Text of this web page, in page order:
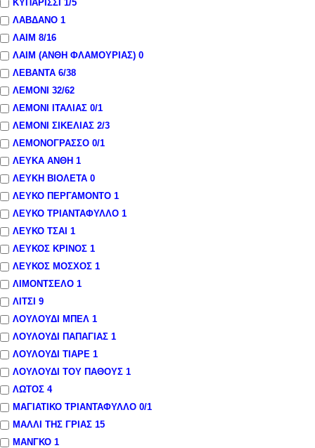
ΚΥΠΑΡΙΣΣΙ 1/5
ΛΑΒΔΑΝΟ 1
ΛΑΙΜ 8/16
ΛΑΙΜ (ΑΝΘΗ ΦΛΑΜΟΥΡΙΑΣ) 0
ΛΕΒΑΝΤΑ 6/38
ΛΕΜΟΝΙ 32/62
ΛΕΜΟΝΙ ΙΤΑΛΙΑΣ 0/1
ΛΕΜΟΝΙ ΣΙΚΕΛΙΑΣ 2/3
ΛΕΜΟΝΟΓΡΑΣΣΟ 0/1
ΛΕΥΚΑ ΑΝΘΗ 1
ΛΕΥΚΗ ΒΙΟΛΕΤΑ 0
ΛΕΥΚΟ ΠΕΡΓΑΜΟΝΤΟ 1
ΛΕΥΚΟ ΤΡΙΑΝΤΑΦΥΛΛΟ 1
ΛΕΥΚΟ ΤΣΑΙ 1
ΛΕΥΚΟΣ ΚΡΙΝΟΣ 1
ΛΕΥΚΟΣ ΜΟΣΧΟΣ 1
ΛΙΜΟΝΤΣΕΛΟ 1
ΛΙΤΣΙ 9
ΛΟΥΛΟΥΔΙ ΜΠΕΛ 1
ΛΟΥΛΟΥΔΙ ΠΑΠΑΓΙΑΣ 1
ΛΟΥΛΟΥΔΙ ΤΙΑΡΕ 1
ΛΟΥΛΟΥΔΙ ΤΟΥ ΠΑΘΟΥΣ 1
ΛΩΤΟΣ 4
ΜΑΓΙΑΤΙΚΟ ΤΡΙΑΝΤΑΦΥΛΛΟ 0/1
ΜΑΛΛΙ ΤΗΣ ΓΡΙΑΣ 15
ΜΑΝΓΚΟ 1